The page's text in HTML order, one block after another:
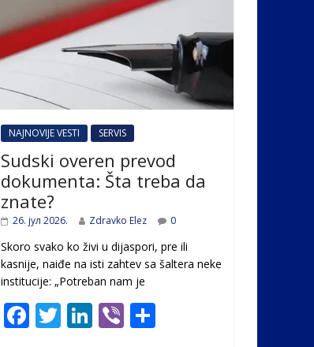
NAJNOVIJE VESTI SERVIS
Sudski overen prevod
dokumenta: Šta treba da
znate?
26. јул 2026. Zdravko Elez 0
Skoro svako ko živi u dijaspori, pre ili
kasnije, naiđe na isti zahtev sa šaltera neke
institucije: „Potreban nam je
F T Li Vi